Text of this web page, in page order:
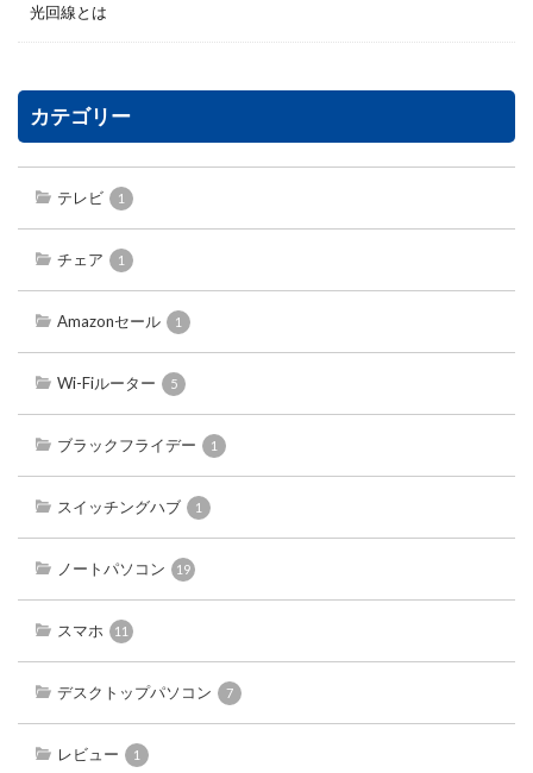
光回線とは
カテゴリー
テレビ 1
チェア 1
Amazonセール 1
Wi-Fiルーター 5
ブラックフライデー 1
スイッチングハブ 1
ノートパソコン 19
スマホ 11
デスクトップパソコン 7
レビュー 1